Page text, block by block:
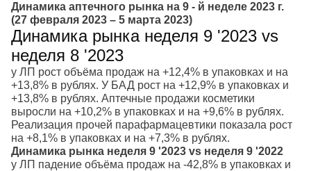
Динамика аптечного рынка на 9 - й неделе 2023 г.
(27 февраля 2023 – 5 марта 2023)
Динамика рынка неделя 9 '2023 vs
неделя 8 '2023
у ЛП рост объёма продаж на +12,4% в упаковках и на
+13,8% в рублях. У БАД рост на +12,9% в упаковках и
+13,8% в рублях. Аптечные продажи косметики
выросли на +10,2% в упаковках и на +9,6% в рублях.
Реализация прочей парафармацевтики показала рост
на +8,1% в упаковках и на +7,3% в рублях.
Динамика рынка неделя 9 '2023 vs неделя 9 '2022
у ЛП падение объёма продаж на -42,8% в упаковках и